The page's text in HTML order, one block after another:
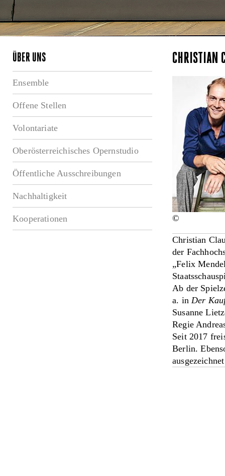
ÜBER UNS
Ensemble
Offene Stellen
Volontariate
Oberösterreichisches Opernstudio
Öffentliche Ausschreibungen
Nachhaltigkeit
Kooperationen
CHRISTIAN
©
Christian
der
„Felix
Ab der
a. in Der
Susanne
Regie
Seit 2017
Berlin.